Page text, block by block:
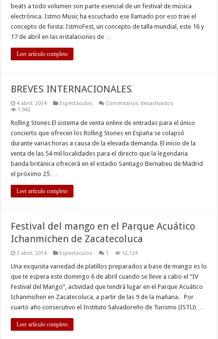
beats a todo volumen son parte esencial de un festival de música
electrónica. Istmo Music ha escuchado ese llamado por eso trae el
concepto de fiesta: IstmoFest, un concepto de talla mundial, este 16 y
17 de abril en las instalaciones de …
Leer artículo completo
BREVES INTERNACIONALES
4 abril, 2014 Espectáculos Comentarios desactivados
1,942
Rolling Stones El sistema de venta online de entradas para el único
concierto que ofrecen los Rolling Stones en España se colapsó
durante varias horas a causa de la elevada demanda. El inicio de la
venta de las 54 mil localidades para el directo que la legendaria
banda británica ofrecerá en el estadio Santiago Bernabeu de Madrid
el próximo 25 …
Leer artículo completo
Festival del mango en el Parque Acuático
Ichanmichen de Zacatecoluca
3 abril, 2014 Espectáculos 1 12,124
Una exquisita variedad de platillos preparados a base de mango es lo
que te espera este domingo 6 de abril cuando se lleve a cabo el “IV
Festival del Mango”, actividad que tendrá lugar en el Parque Acuático
Ichanmichen en Zacatecoluca, a partir de las 9 de la mañana. Por
cuarto año consecutivo el Instituto Salvadoreño de Turismo (ISTU) …
Leer artículo completo